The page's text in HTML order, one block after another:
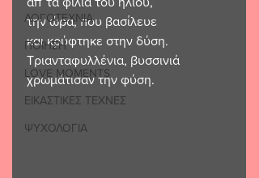
ΛΟΓΟΤΕΧΝΙΑ
ΠΟΙΗΣΗ
LOVE MOMENTS
ΕΙΚΑΣΤΙΚΕΣ ΤΕΧΝΕΣ
ΨΥΧΟΛΟΓΙΑ
την ώρα, που βασίλευε
και κρύφτηκε στην δύση.
Τριανταφυλλένια, βυσσινιά
χρωμάτισαν την φύση.